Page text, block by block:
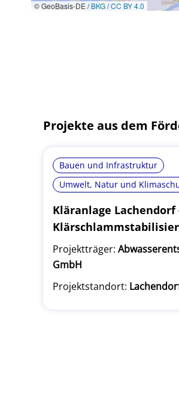
© GeoBasis-DE /BKG/CC BY 4.0
Projekte aus dem
Bauen und Infrastruktur
Umwelt, Natur und
Kläranlage Lachendorf
Projektträger:
GmbH
Projektstandort: